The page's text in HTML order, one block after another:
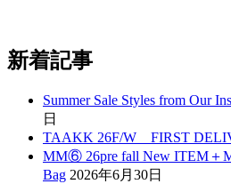
新着記事
Summer Sale Styles from Our
日
TAAKK 26F/W FIRST
MM⑥ 26pre fall New ITEM＋
Bag 2026年6月30日